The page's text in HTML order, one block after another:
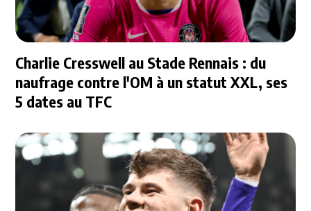
Charlie Cresswell au Stade Rennais : du
naufrage contre l'OM à un statut XXL, ses
5 dates au TFC